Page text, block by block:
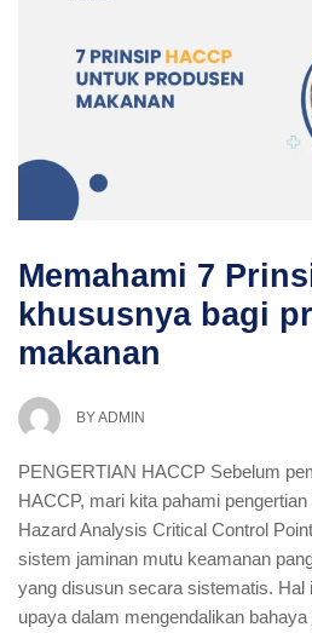
Memahami 7
khususnya bagi
makanan
BYADMIN
PENGERTIAN HACCP Sebelum
HACCP, mari kita pahami
Hazard Analysis Critical Control
sistem jaminan mutu keamanan
yang disusun secara sistematis. Hal
upaya dalam mengendalikan